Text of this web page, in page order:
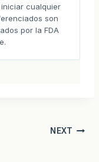
cualquier
son
por la FDA
NEXT